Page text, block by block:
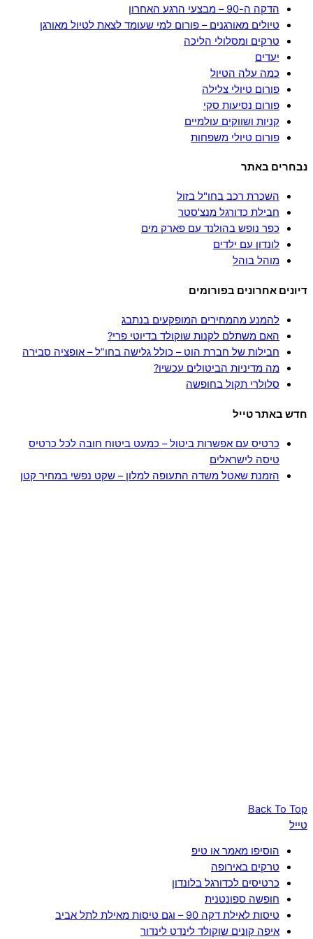
הדקה ה-90 – מבצעי הרגע האחרון
טיולים מאורגנים – פורום למי שעומד לצאת לטיול מאורגן
טרקים ומסלולי הליכה
יעדים
כמה עלה הטיול
פורום טיולי צלילה
פורום נסיעות סקי
קניות ושווקים עולמיים
פורום טיולי משפחות
נבחרים באתר
השכרת רכב בחו"ל בזול
חבילת כדורגל מנצ'סטר
כפר נופש בהולנד עם פארק מים
לונדון עם ילדים
מוהל בוהל
דיונים אחרונים בפורומים
להמנע מהמחירים המופקעים בנתבג
האם משתלם לקנות שוקולד בדיוטי פרי?
חבילות של חברת הוט – כולל גלישה בחו”ל – אופציה סבירה
מה מדיניות הביטולים עכשיו?
סלולרי תקול בחופשה
חדש באתר טייל
כרטיס עם אפשרות ביטול – כמעט ביטוח חובה לכל כרטיס
טיסה לישראלים
הזמנת שאטל משדה התעופה למלון – שקט נפשי במחיר קטן
Back To Top
טייל
הוסיפו מאמר או טיפ
טרקים באירופה
כרטיסים לכדורגל בלונדון
חופשה ספונטנית
טיסות לאילת דקה 90 – וגם טיסות מאילת לתל אביב
איפה קונים שוקולד לינדט לינדור